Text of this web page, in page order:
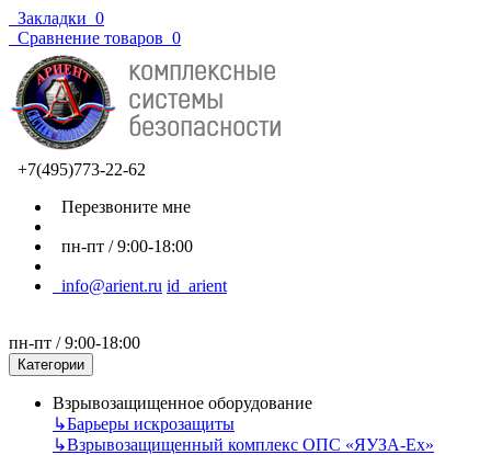
Закладки 0
Сравнение товаров 0
+7(495)773-22-62
Перезвоните мне
пн-пт / 9:00-18:00
info@arient.ru id_arient
пн-пт / 9:00-18:00
Категории
Взрывозащищенное оборудование
↳Барьеры искрозащиты
↳Взрывозащищенный комплекс ОПС «ЯУЗА-Ех»